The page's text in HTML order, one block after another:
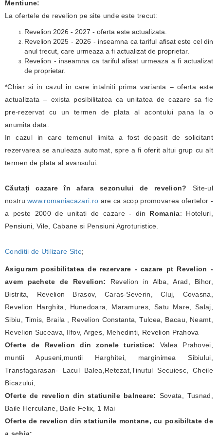
Mentiune:
La ofertele de revelion pe site unde este trecut:
Revelion 2026 - 2027 - oferta este actualizata.
Revelion 2025 - 2026 - inseamna ca tariful afisat este cel din
anul trecut, care urmeaza a fi actualizat de proprietar.
Revelion - inseamna ca tariful afisat urmeaza a fi actualizat
de proprietar.
*Chiar si in cazul in care intalniti prima varianta – oferta este
actualizata – exista posibilitatea ca unitatea de cazare sa fie
pre-rezervat cu un termen de plata al acontului pana la o
anumita data.
In cazul in care temenul limita a fost depasit de solicitant
rezervarea se anuleaza automat, spre a fi oferit altui grup cu alt
termen de plata al avansului.
Căutați cazare în afara sezonului de revelion? Site-ul
nostruwww.romaniacazari.ro are ca scop promovarea ofertelor -
a peste 2000 de unitati de cazare - din Romania: Hoteluri,
Pensiuni, Vile, Cabane si Pensiuni Agroturistice.
Conditii de Utilizare Site;
Asiguram posibilitatea de rezervare - cazare pt Revelion -
avem pachete de Revelion: Revelion in Alba, Arad, Bihor,
Bistrita, Revelion Brasov, Caras-Severin, Cluj, Covasna,
Revelion Harghita, Hunedoara, Maramures, Satu Mare, Salaj,
Sibiu, Timis, Braila , Revelion Constanta, Tulcea, Bacau, Neamt,
Revelion Suceava, Ilfov, Arges, Mehedinti, Revelion Prahova
Oferte de Revelion din zonele turistice: Valea Prahovei,
muntii Apuseni,muntii Harghitei, marginimea Sibiului,
Transfagarasan- Lacul Balea,Retezat,Tinutul Secuiesc, Cheile
Bicazului,
Oferte de revelion din statiunile balneare: Sovata, Tusnad,
Baile Herculane, Baile Felix, 1 Mai
Oferte de revelion din statiunile montane, cu posibiltate de